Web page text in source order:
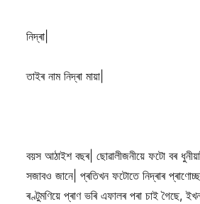
নিদ্ৰা|
তাইৰ নাম নিদ্ৰা মায়া|
বয়স আঠাইশ বছৰ| ছোৱালীজনীয়ে ফটো বৰ
সজাবও জানে| প্ৰতিখন ফটোতে নিদ্ৰাৰ
ৰণ্টুমণিয়ে প্ৰাণ ভৰি এফালৰ পৰা চাই গৈছে,